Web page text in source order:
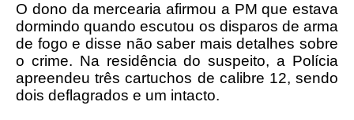
O dono da mercearia afirmou a PM que estava
dormindo quando escutou os disparos de arma
de fogo e disse não saber mais detalhes sobre
o crime. Na residência do suspeito, a Polícia
apreendeu três cartuchos de calibre 12, sendo
dois deflagrados e um intacto.